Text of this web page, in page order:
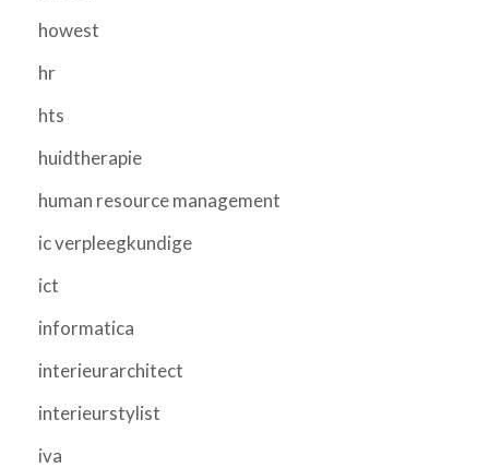
howest
hr
hts
huidtherapie
human resource management
ic verpleegkundige
ict
informatica
interieurarchitect
interieurstylist
iva